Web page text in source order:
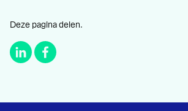
Deze pagina delen.